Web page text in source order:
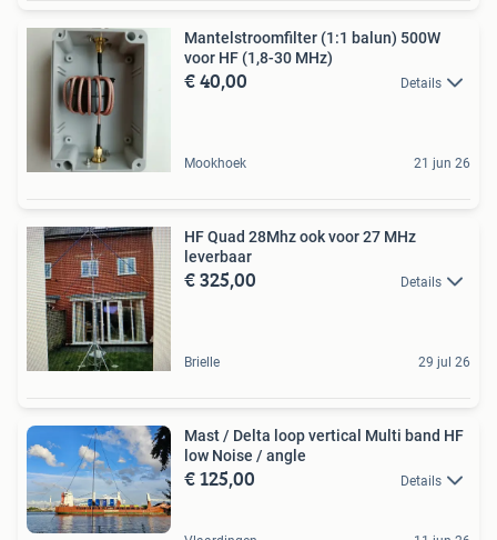
Mantelstroomfilter (1:1 balun) 500W
voor HF (1,8-30 MHz)
€ 40,00 Details
Mookhoek 21 jun 26
HF Quad 28Mhz ook voor 27 MHz
leverbaar
€ 325,00 Details
Brielle 29 jul 26
Mast / Delta loop vertical Multi band HF
low Noise / angle
€ 125,00 Details